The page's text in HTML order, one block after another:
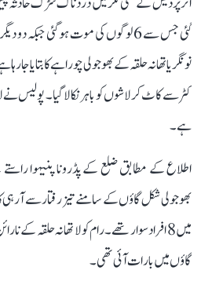
گئی جس سے 6 لوگوں کی موت ہو گئی جبکہ
نونگریا تھانہ حلقہ کے بھوجولی چوراہے کا بتایا جا
کٹر سے کاٹ کر لاشوں کو باہر نکالا گیا۔ پولیس
ہے۔
اطلاع کے مطابق ضلع کے پڈرونا پنیہوا راستے
بھوجولی شکل گاؤں کے سامنے تیز رفتار سے آرہی
میں 8 افراد سوار تھے۔ رام کولا تھانہ حلقہ کے
گاؤں میں بارات آئی تھی۔